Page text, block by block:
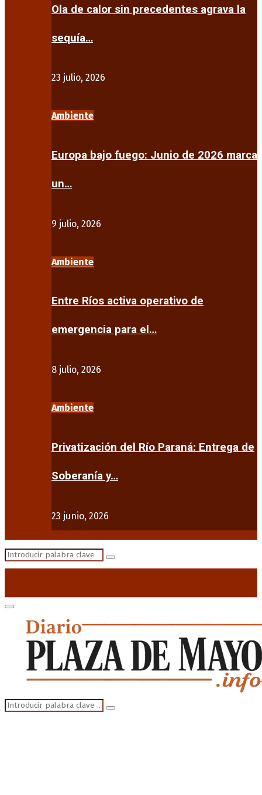
Ola de calor sin precedentes agrava la
sequía…
23 julio, 2026
Ambiente
Europa bajo fuego: Junio de 2026 marca
un…
9 julio, 2026
Ambiente
Entre Ríos activa operativo de
emergencia para el…
8 julio, 2026
Ambiente
Privatización del Río Paraná: Entrega de
Soberanía y…
23 junio, 2026
Search
Search
Primary
Menu
Search
for:
Search